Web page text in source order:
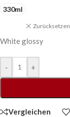
330ml
Zurücksetzen
White glossy
- +
Vergleichen